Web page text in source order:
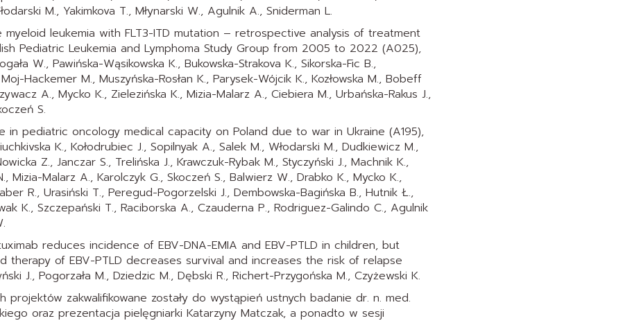
M., Yakimkova T., Młynarski W., Agulnik A., Sniderman L.
myeloid leukemia with FLT3-ITD mutation – retrospective analysis of treatment
Pediatric Leukemia and Lymphoma Study Group from 2005 to 2022 (A025),
W., Pawińska-Wąsikowska K., Bukowska-Strakova K., Sikorska-Fic B.,
Hackemer M., Muszyńska-Rosłan K., Parysek-Wójcik K., Kozłowska M., Bobeff
A., Mycko K., Zielezińska K., Mizia-Malarz A., Ciebiera M., Urbańska-Rakus J.,
S.
in pediatric oncology medical capacity on Poland due to war in Ukraine (A195),
K., Kołodrubiec J., Sopilnyak A., Salek M., Włodarski M., Dudkiewicz M.,
Z., Janczar S., Trelińska J., Krawczuk-Rybak M., Styczyński J., Machnik K.,
Mizia-Malarz A., Karolczyk G., Skoczeń S., Balwierz W., Drabko K., Mycko K.,
R., Urasiński T., Peregud-Pogorzelski J., Dembowska-Bagińska B., Hutnik Ł.,
K., Szczepański T., Raciborska A., Czauderna P., Rodriguez-Galindo C., Agulnik
reduces incidence of EBV-DNA-EMIA and EBV-PTLD in children, but
therapy of EBV-PTLD decreases survival and increases the risk of relapse
J., Pogorzała M., Dziedzic M., Dębski R., Richert-Przygońska M., Czyżewski K.
projektów zakwalifikowane zostały do wystąpień ustnych badanie dr. n. med.
oraz prezentacja pielęgniarki Katarzyny Matczak, a ponadto w sesji